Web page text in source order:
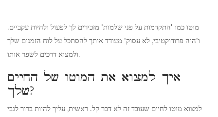
מוטו כמו 'התקדמות על פני שלמות' מזכירים לך לפעול ולהיות עקביים.
ו'היה פרודוקטיבי, לא עסוק' מעודד אותך להסתכל על לוח הזמנים שלך
ולמצוא דרכים לשפר אותו.
איך למצוא את המוטו של החיים
שלך?
למצוא מוטו לחיים שעובד זה לא דבר קל. ראשית, עליך להיות ברור לגבי